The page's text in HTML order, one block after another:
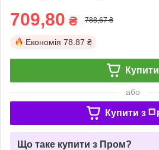
709,80 ₴ 788,67 ₴
Економія 78.87 ₴
Купити
або
Купити з
Що таке купити з Пром?